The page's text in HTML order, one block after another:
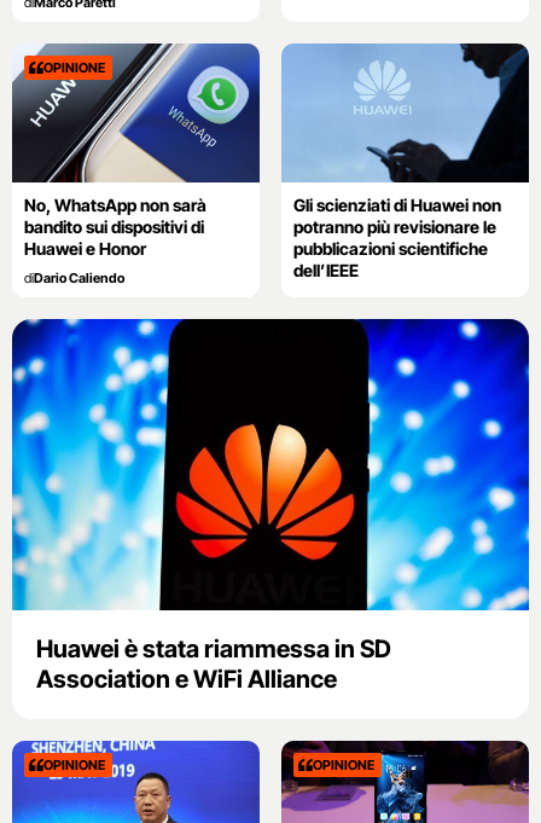
OPINIONE
No, WhatsApp non sarà
bandito sui dispositivi di
Huawei e Honor
diDario Caliendo
Gli scienziati di Huawei non
potranno più revisionare le
pubblicazioni scientifiche
dell’IEEE
Huawei è stata riammessa in SD
Association e WiFi Alliance
OPINIONE OPINIONE